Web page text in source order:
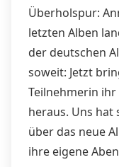
Überholspur:
letzten Alben
der deutschen
soweit: Jetzt
Teilnehmerin ihr
heraus. Uns
über das neue
ihre eigene